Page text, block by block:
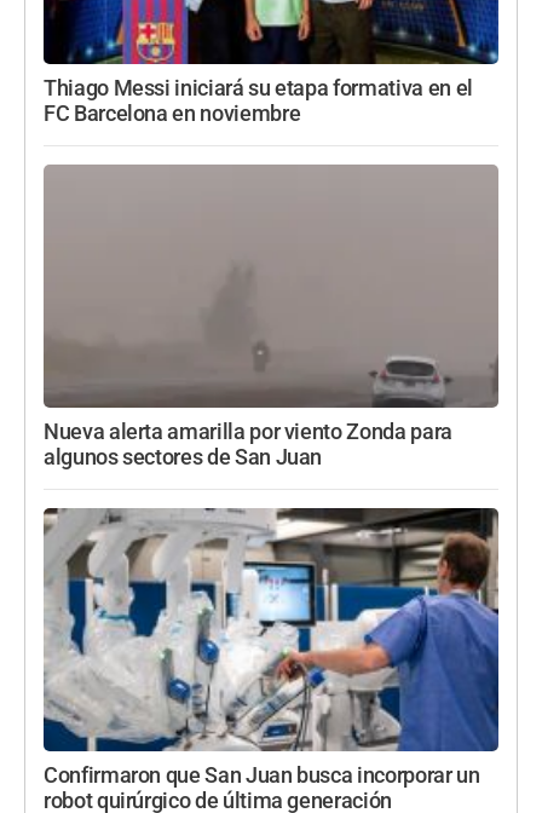
Thiago Messi iniciará su etapa formativa en el
FC Barcelona en noviembre
Nueva alerta amarilla por viento Zonda para
algunos sectores de San Juan
Confirmaron que San Juan busca incorporar un
robot quirúrgico de última generación